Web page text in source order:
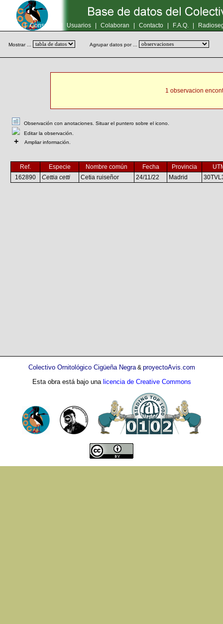
Inicio | Consultas Usuarios Colaboran Contacto F.A.Q.
Mostrar ... Agrupar datos por ...
1 observacion
Observación con anotaciones. Situar el puntero sobre el icono.
Editar la observación.
+ Ampliar información.
Ref. Especie Nombre común Fecha Provincia
162890
Cettia cetti Cetia ruiseñor 24/11/22 Madrid
Colectivo Ornitológico Cigüeña Negra& proyectoAvis.com
Esta obra está bajo una licencia de Creative Commons